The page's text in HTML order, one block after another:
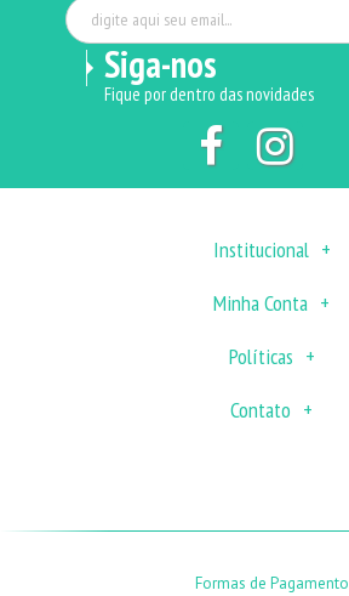
Siga-nos
Fique por dentro das novidades
Institucional
Minha Conta
Políticas
Contato
Formas de Pagamento